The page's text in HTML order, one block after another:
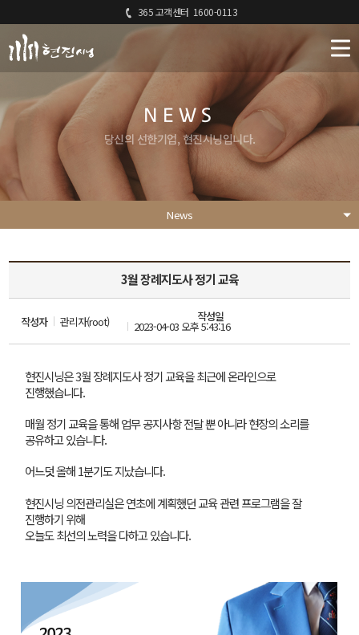
365 고객센터 1600-0113
NEWS
당신의 선한기업, 현진시닝입니다.
News
3월 장례지도사 정기 교육
작성자 관리자(root) 작성일
2023-04-03 오후 5:43:16
현진시닝은 3월 장례지도사 정기 교육을 최근에 온라인으로
진행했습니다.
매월 정기 교육을 통해 업무 공지사항 전달 뿐 아니라 현장의 소리를
공유하고 있습니다.
어느덧 올해 1분기도 지났습니다.
현진시닝 의전관리실은 연초에 계획했던 교육 관련 프로그램을 잘
진행하기 위해
오늘도 최선의 노력을 다하고 있습니다.